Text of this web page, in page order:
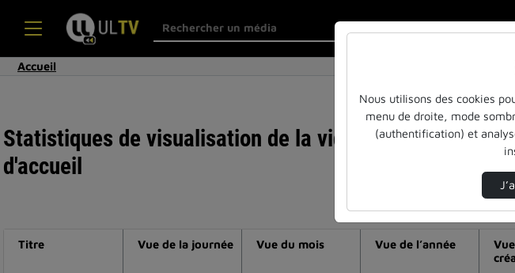
Accueil
Statistiques de visualisation de la vidéo
d'accueil
Modifier la période de
Titre Vue de la journée Vue du mois Vue de l’année
Nous utilisons des cookies
menu de droite, mode
(authentification) et